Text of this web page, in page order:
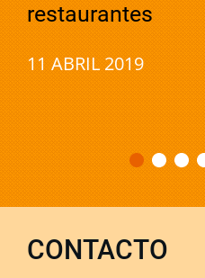
restaurantes
11 ABRIL 2019
CONTACTO